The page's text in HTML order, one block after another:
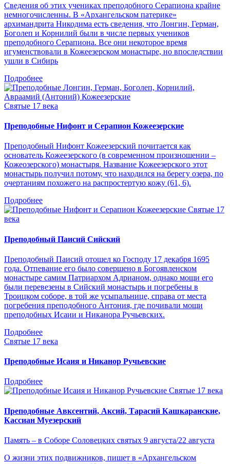
Сведения об этих учениках преподобного Серапиона крайне
немногочисленны. В «Архангельском патерике»
архимандрита Никодима есть сведения, что Лонгин, Герман,
Боголеп и Корнилий были в числе первых учеников
преподобного Серапиона. Все они некоторое время
игуменствовали в Кожеезерском монастыре, но впоследствии
ушли в Сибирь
Подробнее
Святые 17 века
Преподобные Нифонт и Серапион Кожеезерские
Преподобный Нифонт Кожеезерский почитается как
основатель Кожеезерского (в современном произношении –
Кожеозерского) монастыря. Название Кожеезерского этот
монастырь получил потому, что находился на берегу озера, по
очертаниям похожего на распростертую кожу (61, 6).
Подробнее
Святые 17
века
Преподобный Паисий Сийский
Преподобный Паисий отошел ко Господу 17 декабря 1695
года. Отпевание его было совершено в Богоявленском
монастыре самим Патриархом Адрианом, однако мощи его
были перевезены в Сийский монастырь и погребены в
Троицком соборе, в той же усыпальнице, справа от места
погребения преподобного Антония, где почивали мощи
преподобных Исаии и Никанора Ручьевских.
Подробнее
Святые 17 века
Преподобные Исаия и Никанор Ручьевские
Подробнее
Святые 17 века
Преподобные Авксентий, Аксий, Тарасий Кашкаранские,
Кассиан Муезерский
Память – в Соборе Соловецких святых 9 августа/22 августа
О жизни этих подвижников, пишет в «Архангельском